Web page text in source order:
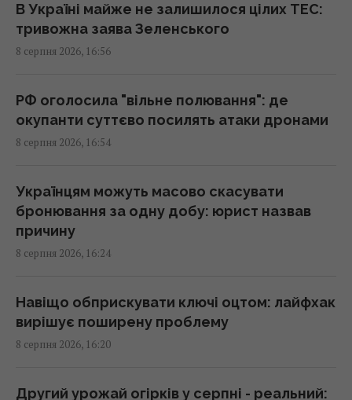
Не "орел і решка": як українською
правильно назвати сторони монети
16:30 субота, 08 серпня 2026
Хіт №1 The Killers з несподіваною історією
отримав гучне визнання через 22 роки
16:11 субота, 08 серпня 2026
На Херсонщині росіянам наказали почати
"вільне полювання" на автотранспорт, -
ОВА
16:09 субота, 08 серпня 2026
Україна має знищувати пускові і
виробництво ракет: експерт сказав, що
для цього потрібно
В Україні майже не залишилося цілих ТЕС:
тривожна заява Зеленського
8 серпня 2026, 16:56
РФ оголосила "вільне полювання": де
окупанти суттєво посилять атаки дронами
8 серпня 2026, 16:54
Українцям можуть масово скасувати
бронювання за одну добу: юрист назвав
причину
8 серпня 2026, 16:24
Навіщо обприскувати ключі оцтом: лайфхак
вирішує поширену проблему
8 серпня 2026, 16:20
Другий урожай огірків у серпні - реальний: